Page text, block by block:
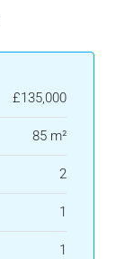
£135,000
85 m²
2
1
1